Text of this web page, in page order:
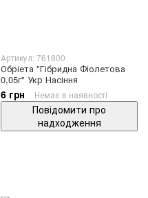
Артикул: 761800
Обріета "Гібридна Фіолетова
0,05г" Укр Насіння
6 грн Немає в наявності
Повідомити про
надходження